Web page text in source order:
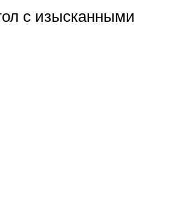
с изысканными